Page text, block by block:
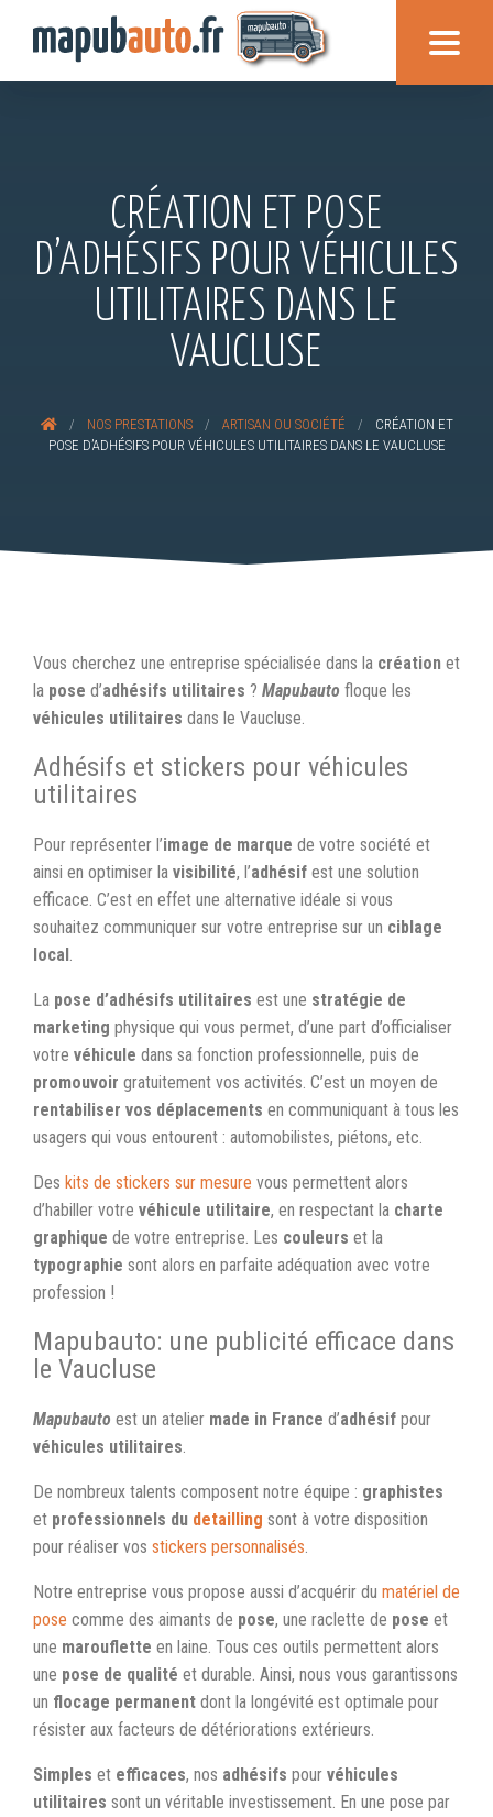
CRÉATION ET POSE
D’ADHÉSIFS POUR VÉHICULES
UTILITAIRES DANS LE
VAUCLUSE
/ NOS PRESTATIONS / ARTISAN OU SOCIÉTÉ /
CRÉATION ET
POSE D’ADHÉSIFS POUR VÉHICULES UTILITAIRES DANS LE VAUCLUSE
Vous cherchez une entreprise spécialisée dans la création et
la pose d’adhésifs utilitaires ? Mapubauto floque les
véhicules utilitaires dans le Vaucluse.
Adhésifs et stickers pour véhicules
utilitaires
Pour représenter l’image de marque de votre société et
ainsi en optimiser la visibilité, l’adhésif est une solution
efficace. C’est en effet une alternative idéale si vous
souhaitez communiquer sur votre entreprise sur un ciblage
local.
La pose d’adhésifs utilitaires est une stratégie de
marketing physique qui vous permet, d’une part d’officialiser
votre véhicule dans sa fonction professionnelle, puis de
promouvoir gratuitement vos activités. C’est un moyen de
rentabiliser vos déplacements en communiquant à tous les
usagers qui vous entourent : automobilistes, piétons, etc.
Des kits de stickers sur mesure vous permettent alors
d’habiller votre véhicule utilitaire, en respectant la charte
graphique de votre entreprise. Les couleurs et la
typographie sont alors en parfaite adéquation avec votre
profession !
Mapubauto: une publicité efficace dans
le Vaucluse
Mapubauto est un atelier made in France d’adhésif pour
véhicules utilitaires
De nombreux talents composent notre équipe : graphistes
et professionnels du detailling sont à votre disposition
pour réaliser vos stickers personnalisés
Notre entreprise vous propose aussi d’acquérir du matériel de
pose comme des aimants de pose, une raclette de pose et
une marouflette en laine. Tous ces outils permettent alors
une pose de qualité et durable. Ainsi, nous vous garantissons
un flocage permanent dont la longévité est optimale pour
résister aux facteurs de détériorations extérieurs.
Simples et efficaces, nos adhésifs pour véhicules
utilitaires sont un véritable investissement. En une pose par